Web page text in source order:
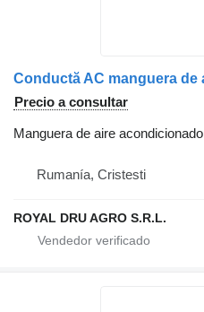
Precio a consultar
Manguera de aire acondicionado
Rumanía, Cristesti
ROYAL DRU AGRO S.R.L.